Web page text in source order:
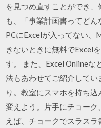
を見つめ直すことができ
も、「事業計画書ってど
PCにExcelが入ってない、
きないときに無料でExcel
す。 また、Excel Onlineな
法もあわせてご紹介して
り。教室にスマホを持ち
変えよう。片手にチョー
えば、チョークでスラスラ